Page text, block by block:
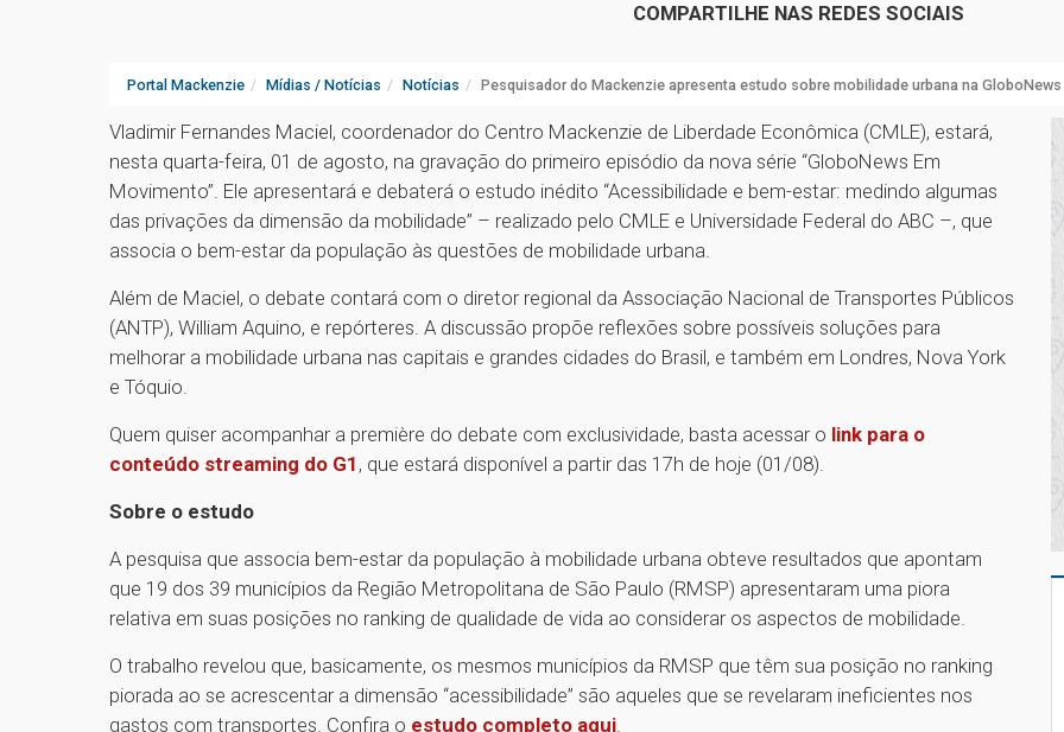
COMPARTILHE NAS REDES SOCIAIS
Portal Mackenzie Mídias / Notícias Notícias Pesquisador do Mackenzie apresenta estudo sobre mobilidade urbana na GloboNews
Vladimir Fernandes Maciel, coordenador do Centro Mackenzie de Liberdade Econômica (CMLE), estará,
nesta quarta-feira, 01 de agosto, na gravação do primeiro episódio da nova série “GloboNews Em
Movimento”. Ele apresentará e debaterá o estudo inédito “Acessibilidade e bem-estar: medindo algumas
das privações da dimensão da mobilidade” – realizado pelo CMLE e Universidade Federal do ABC –, que
associa o bem-estar da população às questões de mobilidade urbana.
Além de Maciel, o debate contará com o diretor regional da Associação Nacional de Transportes Públicos
(ANTP), William Aquino, e repórteres. A discussão propõe reflexões sobre possíveis soluções para
melhorar a mobilidade urbana nas capitais e grandes cidades do Brasil, e também em Londres, Nova York
e Tóquio.
Quem quiser acompanhar a première do debate com exclusividade, basta acessar o link para o
conteúdo streaming do G1 , que estará disponível a partir das 17h de hoje (01/08).
Sobre o estudo
A pesquisa que associa bem-estar da população à mobilidade urbana obteve resultados que apontam
que 19 dos 39 municípios da Região Metropolitana de São Paulo (RMSP) apresentaram uma piora
relativa em suas posições no ranking de qualidade de vida ao considerar os aspectos de mobilidade.
O trabalho revelou que, basicamente, os mesmos municípios da RMSP que têm sua posição no ranking
piorada ao se acrescentar a dimensão “acessibilidade” são aqueles que se revelaram ineficientes nos
gastos com transportes. Confira o estudo completo aqui.